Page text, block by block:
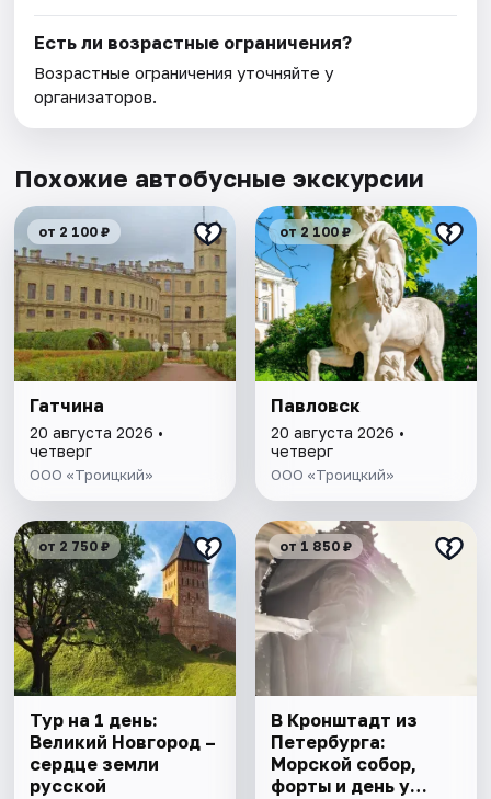
Есть ли возрастные ограничения?
Возрастные ограничения уточняйте у
организаторов.
Похожие автобусные экскурсии
от 2 100 ₽
Гатчина
20 августа 2026 •
четверг
ООО «Троицкий»
от 2 100 ₽
Павловск
20 августа 2026 •
четверг
ООО «Троицкий»
от 2 750 ₽
Тур на 1 день:
Великий Новгород –
сердце земли
русской
от 1 850 ₽
В Кронштадт из
Петербурга:
Морской собор,
форты и день у